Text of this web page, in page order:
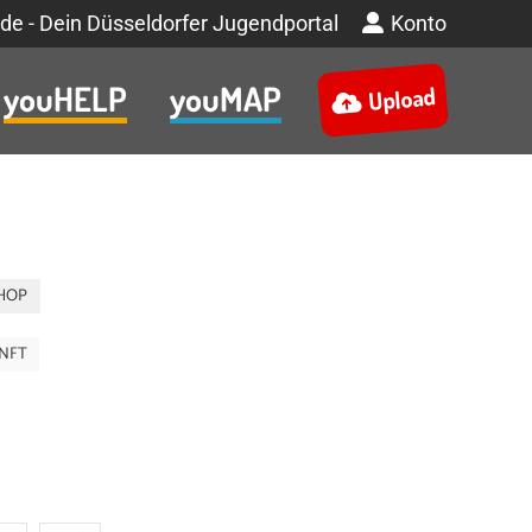
- Dein Düsseldorfer Jugendportal Konto
youHELP youMAP Upload